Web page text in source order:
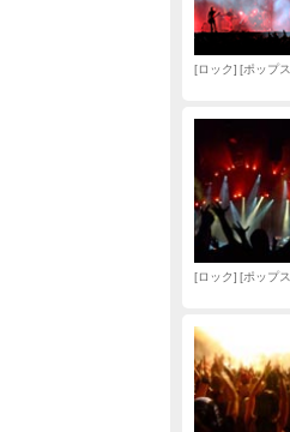
ロック ポップス
ロック ポップス